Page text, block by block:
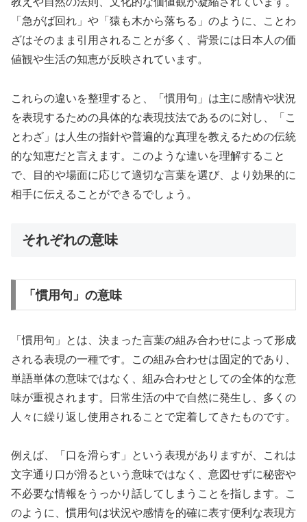
「急がば回れ」や「猿も木から落ちる」のように、ことわ
ざはそのまま引用されることが多く、背景には日本人の価
値観や生活の知恵が反映されています。
これらの違いを整理すると、「慣用句」は主に感情や状況
を表現するための具体的な表現技法であるのに対し、「こ
とわざ」は人生の指針や普遍的な真理を教えるための伝統
的な知恵だと言えます。このような違いを理解すること
で、目的や場面に応じて適切な言葉を選び、より効果的に
相手に伝えることができるでしょう。
それぞれの意味
「慣用句」の意味
「慣用句」とは、決まった言葉の組み合わせによって形成
される表現の一種です。この組み合わせは固定的であり、
単語単体の意味ではなく、組み合わせとしての全体的な意
味が重視されます。日常生活の中で自然に発生し、多くの
人々に繰り返し使用されることで定着してきたものです。
例えば、「口を滑らす」という表現がありますが、これは
文字通り口が滑るという意味ではなく、意図せずに秘密や
不必要な情報をうっかり話してしまうことを指します。こ
のように、慣用句は状況や感情を的確に表す便利な表現方